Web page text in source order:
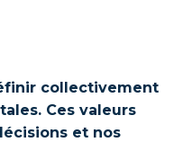
collectivement
Ces valeurs
et nos